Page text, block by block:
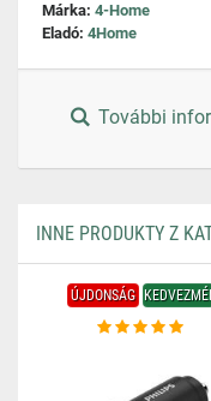
Márka: 4-Home
Eladó: 4Home
További
INNE PRODUKTY Z
ÚJDONSÁG